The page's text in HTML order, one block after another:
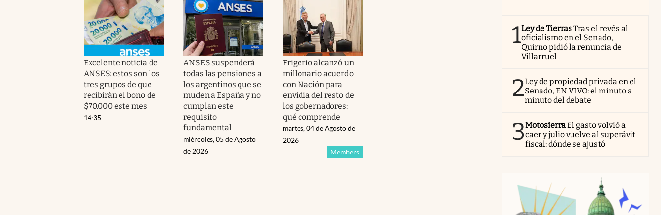
Excelente noticia de
ANSES: estos son los
tres grupos de que
recibirán el bono de
$70.000 este mes
14:35
ANSES suspenderá
todas las pensiones a
los argentinos que se
muden a España y no
cumplan este
requisito
fundamental
miércoles, 05 de Agosto
de 2026
Frigerio alcanzó un
millonario acuerdo
con Nación para
envidia del resto de
los gobernadores:
qué comprende
Members
martes, 04 de Agosto de
2026
1Ley de TierrasTras el revés al
oficialismo en el Senado,
Quirno pidió la renuncia de
Villarruel
2Ley de propiedad privada en el
Senado, EN VIVO: el minuto a
minuto del debate
3MotosierraEl gasto volvió a
caer y julio vuelve al superávit
fiscal: dónde se ajustó